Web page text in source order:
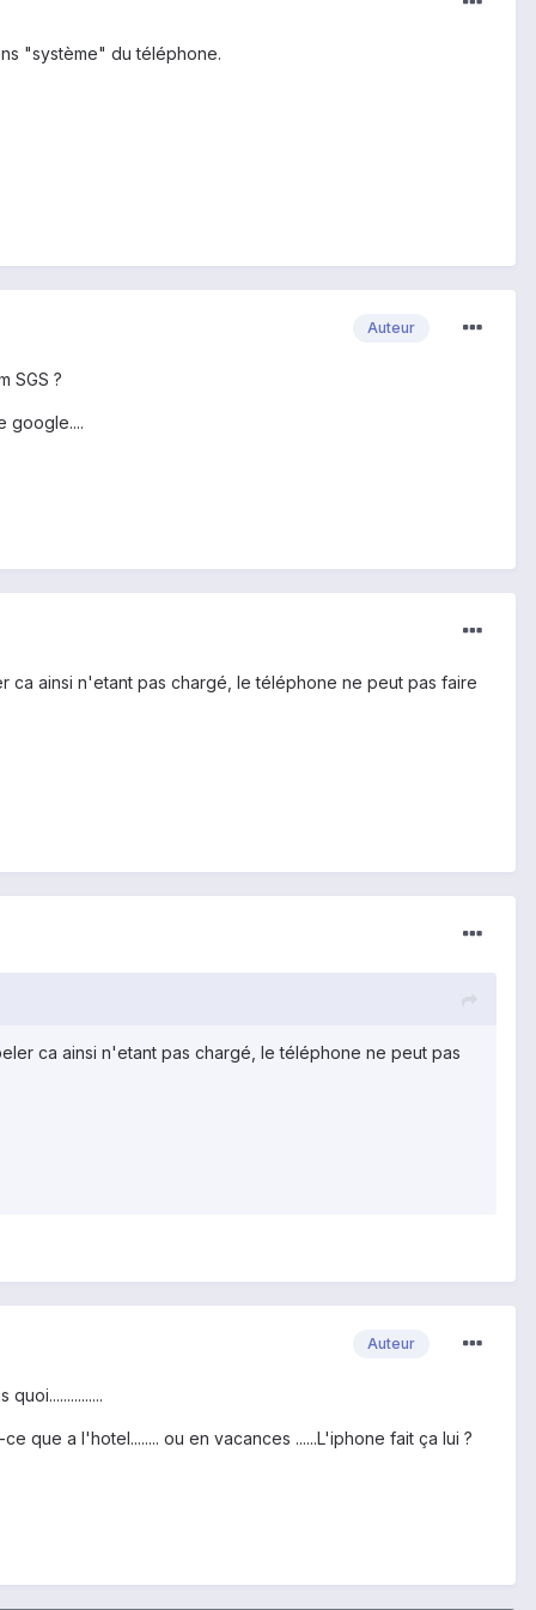
"système" du téléphone.
Auteur
SGS ?
google....
ca ainsi n'etant pas chargé, le téléphone ne peut pas faire
ca ainsi n'etant pas chargé, le téléphone ne peut pas
Auteur
que a l'hotel........ ou en vacances ......L'iphone fait ça lui ?